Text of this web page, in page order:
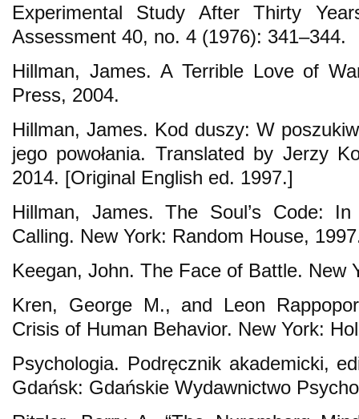
Experimental Study After Thirty
Assessment 40, no. 4 (1976): 341–344.
Hillman, James. A Terrible Love of
Press, 2004.
Hillman, James. Kod duszy: W
jego powołania. Translated by Jerzy
2014. [Original English ed. 1997.]
Hillman, James. The Soul’s Code:
Calling. New York: Random House,
Keegan, John. The Face of Battle. New
Kren, George M., and Leon
Crisis of Human Behavior. New York:
Psychologia. Podręcznik akademicki,
Gdańsk: Gdańskie Wydawnictwo